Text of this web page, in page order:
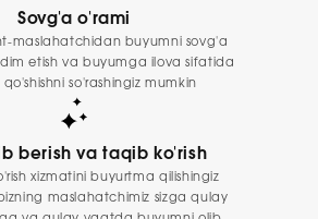
Sovg'a o'rami
maslahatchidan buyumni sovg'a
etish va buyumga ilova sifatida
so'rashingiz mumkin
berish va taqib ko'rish
xizmatini buyurtma qilishingiz
maslahatchimiz sizga qulay